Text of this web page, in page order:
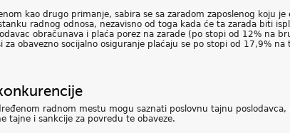
kao drugo primanje, sabira se sa zaradom zaposlenog koju
radnog odnosa, nezavisno od toga kada će ta zarada biti
obračunava i plaća porez na zarade (po stopi od 12% na
obavezno socijalno osiguranje plaćaju se po stopi od 17,9%
radnom mestu mogu saznati poslovnu tajnu
tajne i sankcije za povredu te obaveze.